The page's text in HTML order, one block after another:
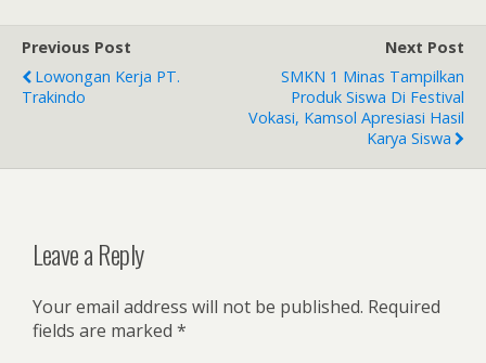
Previous Post
Lowongan Kerja PT.
Trakindo
Next Post
SMKN 1 Minas Tampilkan
Produk Siswa Di Festival
Vokasi, Kamsol Apresiasi Hasil
Karya Siswa
Leave a Reply
Your email address will not be published. Required
fields are marked *